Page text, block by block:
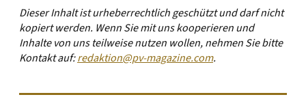
Dieser Inhalt ist urheberrechtlich geschützt und darf nicht
kopiert werden. Wenn Sie mit uns kooperieren und
Inhalte von uns teilweise nutzen wollen, nehmen Sie bitte
Kontakt auf:redaktion@pv-magazine.com.